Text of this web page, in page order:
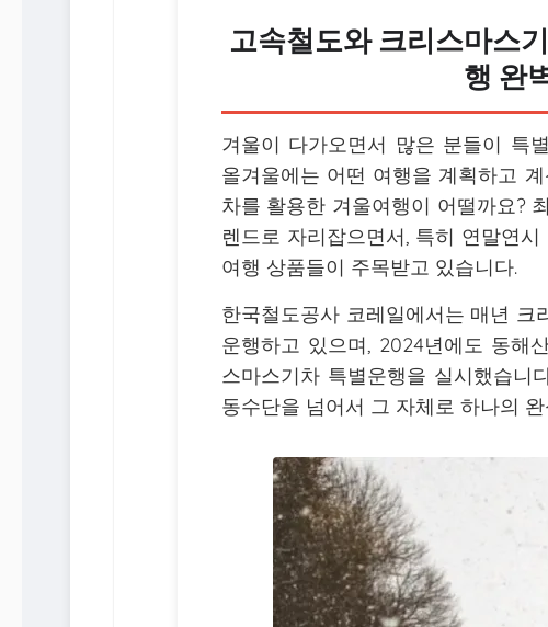
고속철도와 크리스마스
행 완
겨울이 다가오면서 많은 분들이 특
올겨울에는 어떤 여행을 계획하고
차를 활용한 겨울여행이 어떨까요?
렌드로 자리잡으면서, 특히 연말연
여행 상품들이 주목받고 있습니다.
한국철도공사 코레일에서는 매년 크
운행하고 있으며, 2024년에도 동해
스마스기차 특별운행을 실시했습니
동수단을 넘어서 그 자체로 하나의